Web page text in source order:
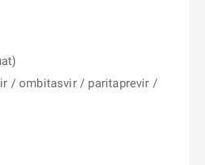
/ ombitasvir / paritaprevir /